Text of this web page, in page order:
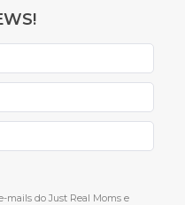
mails do Just Real Moms e